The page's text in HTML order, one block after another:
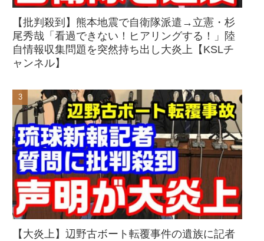
【批判殺到】熊本地震で自衛隊派遣→立憲・杉
尾秀哉「看過できない！ヒアリングする！」陸
自情報収集問題を突然持ち出し大炎上【KSLチ
ャンネル】
【大炎上】辺野古ボート転覆事件の遺族に記者